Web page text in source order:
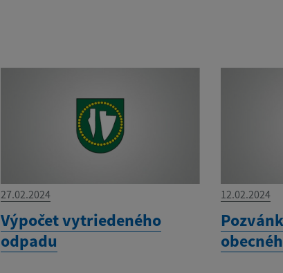
27.02.2024
Výpočet vytriedeného
odpadu
12.02.2024